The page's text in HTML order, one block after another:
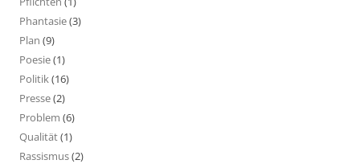
Phantasie(3)
Plan (9)
Poesie(1)
Politik(16)
Presse(2)
Problem (6)
Qualität(1)
Rassismus(2)